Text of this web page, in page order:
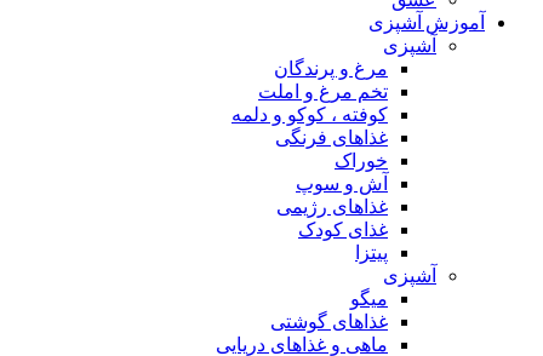
آموزش آشپزی
آشپزی
مرغ و پرندگان
تخم مرغ و املت
کوفته ، کوکو و دلمه
غذاهای فرنگی
خوراک
آش و سوپ
غذاهای رژیمی
غذای کودک
پیتزا
آشپزی
میگو
غذاهای گوشتی
ماهی و غذاهای دریایی